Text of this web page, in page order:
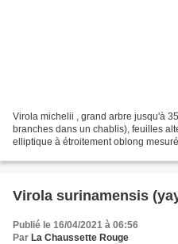
Virola michelii , grand arbre jusqu'à
branches dans un chablis), feuilles
elliptique à étroitement oblong
Virola surinamensis
Publié le 16/04/2021 à 06:56
Par La Chaussette Rouge